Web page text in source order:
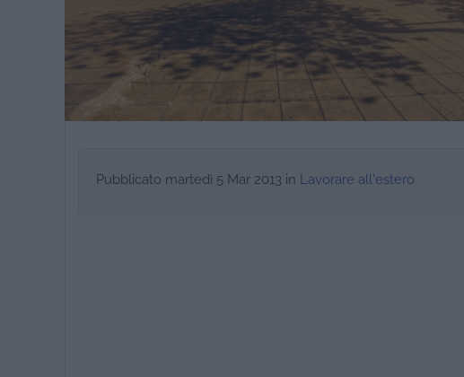
Pubblicato martedì 5 Mar 2013 in Lavorare all'estero